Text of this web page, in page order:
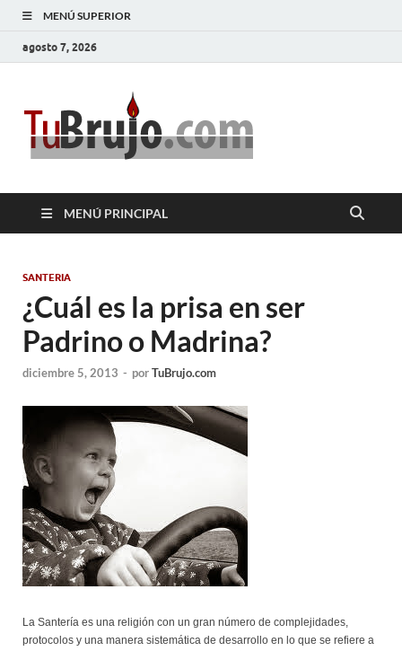
MENÚ SUPERIOR
agosto 7, 2026
MENÚ PRINCIPAL
SANTERIA
¿Cuál es la prisa en ser
Padrino o Madrina?
diciembre 5, 2013 - porTuBrujo.com
La Santería es una religión con un gran número de complejidades,
protocolos y una manera sistemática de desarrollo en lo que se refiere a